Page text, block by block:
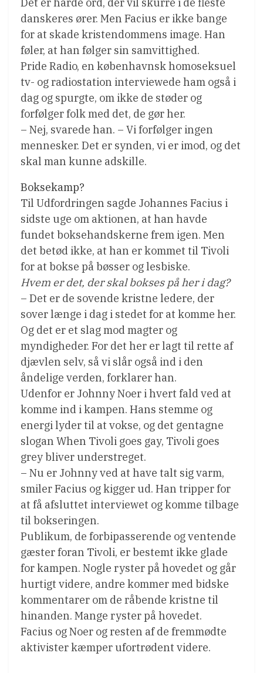
Det er hårde ord, der vil skurre i de fleste
danskeres ører. Men Facius er ikke bange
for at skade kristendommens image. Han
føler, at han følger sin samvittighed.
Pride Radio, en københavnsk homoseksuel
tv- og radiostation interviewede ham også i
dag og spurgte, om ikke de støder og
forfølger folk med det, de gør her.
– Nej, svarede han. – Vi forfølger ingen
mennesker. Det er synden, vi er imod, og det
skal man kunne adskille.
Boksekamp?
Til Udfordringen sagde Johannes Facius i
sidste uge om aktionen, at han havde
fundet boksehandskerne frem igen. Men
det betød ikke, at han er kommet til Tivoli
for at bokse på bøsser og lesbiske.
Hvem er det, der skal bokses på her i dag?
– Det er de sovende kristne ledere, der
sover længe i dag i stedet for at komme her.
Og det er et slag mod magter og
myndigheder. For det her er lagt til rette af
djævlen selv, så vi slår også ind i den
åndelige verden, forklarer han.
Udenfor er Johnny Noer i hvert fald ved at
komme ind i kampen. Hans stemme og
energi lyder til at vokse, og det gentagne
slogan When Tivoli goes gay, Tivoli goes
grey bliver understreget.
– Nu er Johnny ved at have talt sig varm,
smiler Facius og kigger ud. Han tripper for
at få afsluttet interviewet og komme tilbage
til bokseringen.
Publikum, de forbipasserende og ventende
gæster foran Tivoli, er bestemt ikke glade
for kampen. Nogle ryster på hovedet og går
hurtigt videre, andre kommer med bidske
kommentarer om de råbende kristne til
hinanden. Mange ryster på hovedet.
Facius og Noer og resten af de fremmødte
aktivister kæmper ufortrødent videre.